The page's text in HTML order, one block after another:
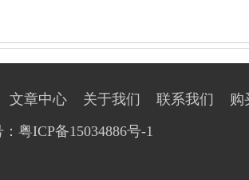
文章中心 关于我们 联系我们
购
粤ICP备15034886号-1